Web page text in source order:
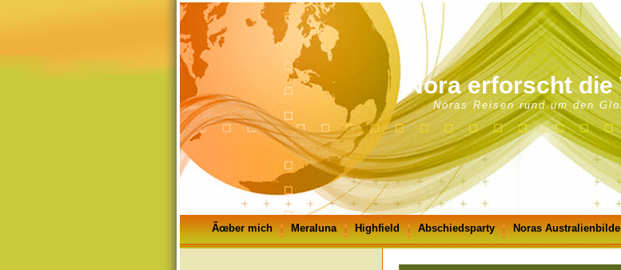
Nora erforscht die
Noras Reisen rund um den
Ãœber mich Meraluna Highfield Abschiedsparty Noras